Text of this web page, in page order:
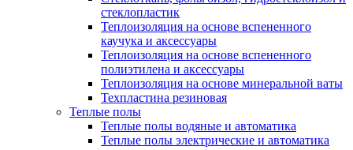
стеклопластик
Теплоизоляция на основе вспененного
каучука и аксессуары
Теплоизоляция на основе вспененного
полиэтилена и аксессуары
Теплоизоляция на основе минеральной ваты
Техпластина резиновая
Теплые полы
Теплые полы водяные и автоматика
Теплые полы электрические и автоматика